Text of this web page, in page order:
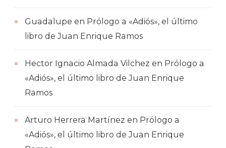
Guadalupe en Prólogo a «Adiós», el último
libro de Juan Enrique Ramos
Hector Ignacio Almada Vilchez en Prólogo a
«Adiós», el último libro de Juan Enrique
Ramos
Arturo Herrera Martínez en Prólogo a
«Adiós», el último libro de Juan Enrique